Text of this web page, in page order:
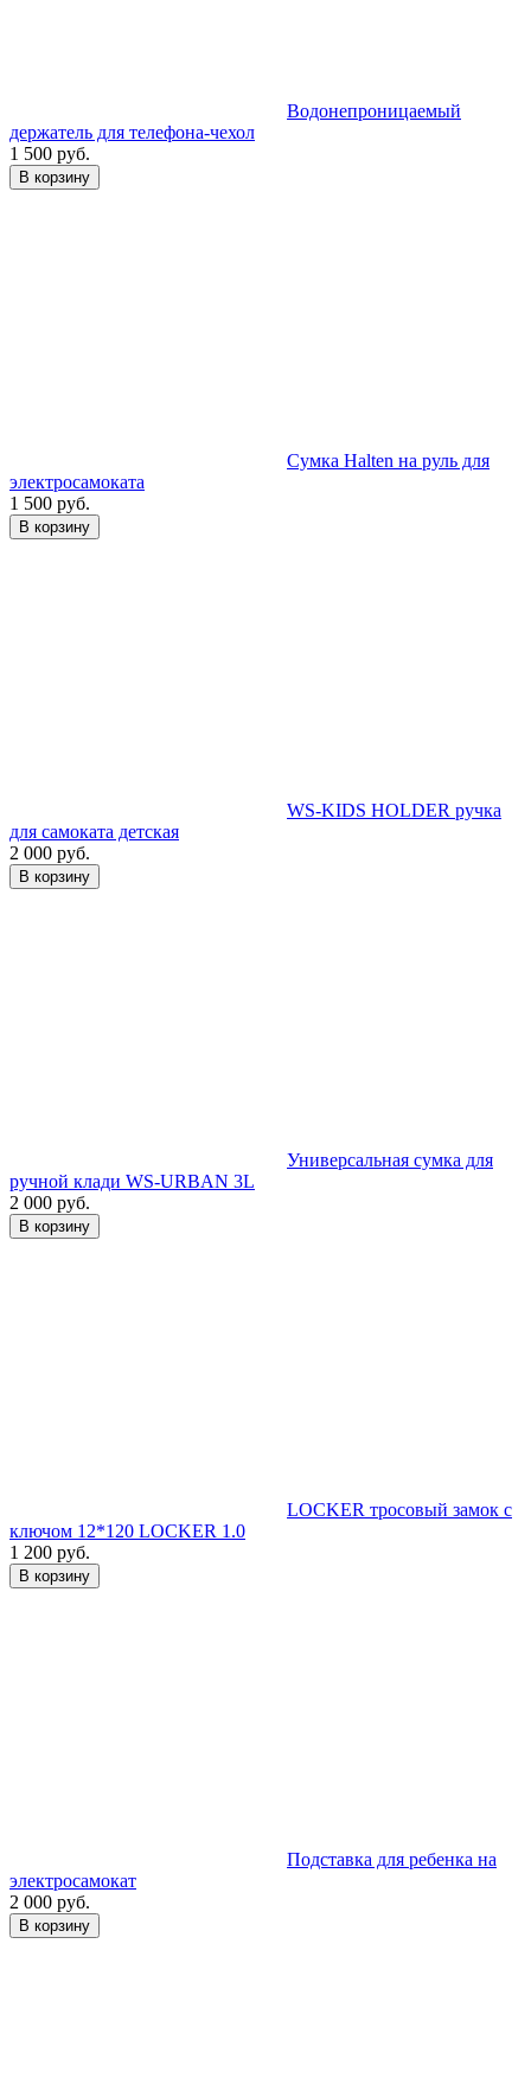
Водонепроницаемый
держатель для телефона-чехол
1 500 руб.
В корзину
Сумка Halten на руль для
электросамоката
1 500 руб.
В корзину
WS-KIDS HOLDER ручка
для самоката детская
2 000 руб.
В корзину
Универсальная сумка для
ручной клади WS-URBAN 3L
2 000 руб.
В корзину
LOCKER тросовый замок с
ключом 12*120 LOCKER 1.0
1 200 руб.
В корзину
Подставка для ребенка на
электросамокат
2 000 руб.
В корзину